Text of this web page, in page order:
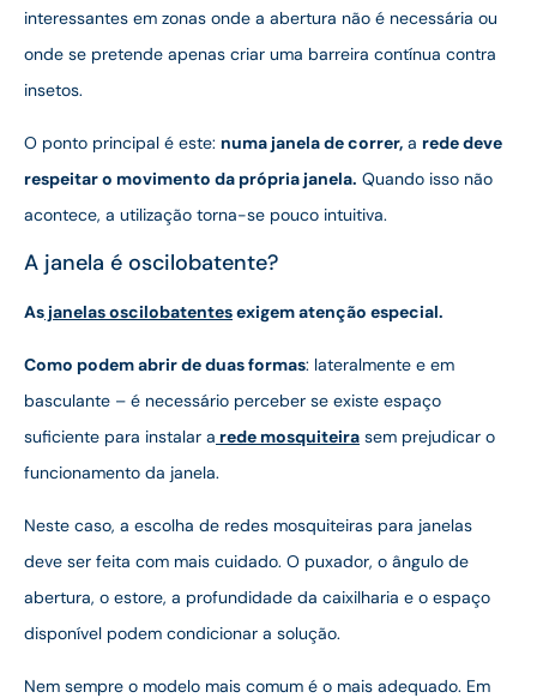
interessantes em zonas onde a abertura não é necessária ou
onde se pretende apenas criar uma barreira contínua contra
insetos.
O ponto principal é este: numa janela de correr, a rede deve
respeitar o movimento da própria janela. Quando isso não
acontece, a utilização torna-se pouco intuitiva.
A janela é oscilobatente?
Asjanelas oscilobatentesexigem atenção especial.
Como podem abrir de duas formas: lateralmente e em
basculante – é necessário perceber se existe espaço
suficiente para instalar a rede mosquiteira sem prejudicar o
funcionamento da janela.
Neste caso, a escolha de redes mosquiteiras para janelas
deve ser feita com mais cuidado. O puxador, o ângulo de
abertura, o estore, a profundidade da caixilharia e o espaço
disponível podem condicionar a solução.
Nem sempre o modelo mais comum é o mais adequado. Em